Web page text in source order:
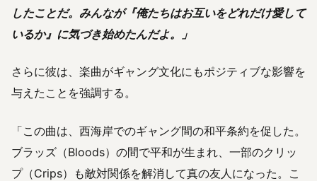
したことだ。みんなが『俺たちはお互いをどれだけ愛して
いるか』に気づき始めたんだよ。」
さらに彼は、楽曲がギャング文化にもポジティブな影響を
与えたことを強調する。
「この曲は、西海岸でのギャング間の和平条約を促した。
ブラッズ（Bloods）の間で平和が生まれ、一部のクリッ
プ（Crips）も敵対関係を解消して真の友人になった。こ